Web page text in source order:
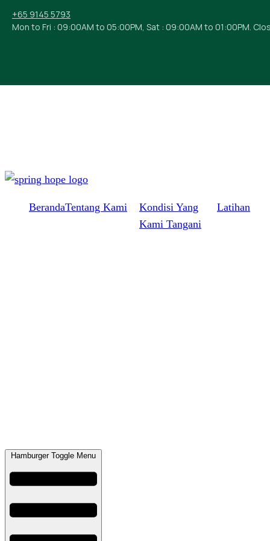
+65 9145 5793
Mon to Fri : 09:00AM to 05:00PM, Sat : 09:00AM to 01:00PM.
BerandaTentang Kami
Kondisi Yang
Kami Tangani
Latihan
Hamburger Toggle Menu